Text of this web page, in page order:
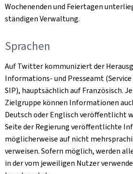
Wochenenden und Feiertagen
ständigen Verwaltung.
Sprachen
Auf Twitter kommuniziert der
Informations- und Presseamt
SIP), hauptsächlich auf Französisch.
Zielgruppe können Informationen
Deutsch oder Englisch veröffentlicht
Seite der Regierung veröffentlichte
möglicherweise auf nicht
verweisen. Sofern möglich, werden
in der vom jeweiligen Nutzer